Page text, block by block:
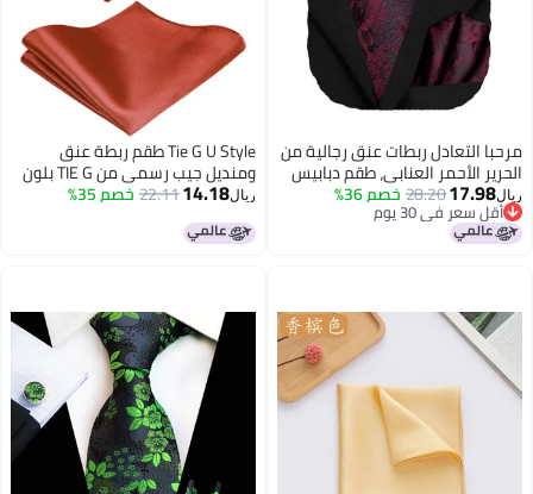
مرحبا التعادل ربطات عنق رجالية من
الحرير الأحمر العنابي، طقم دبابيس
زهور على شكل زهرة، 4 قطع، ربطة
عنق رسمية، منديل جيب، أزرار
أكمام.
ريال17.98
28.20خصم 36%
أقل سعر في 30 يوم
أقل سعر في 30 يوم
Tie G U Style طقم ربطة عنق
ومنديل جيب رسمي من TIE G بلون
ساتان سادة، معبأ في علبة هدايا،
برتقالي محروق، عادي
ريال14.18
22.11خصم 35%